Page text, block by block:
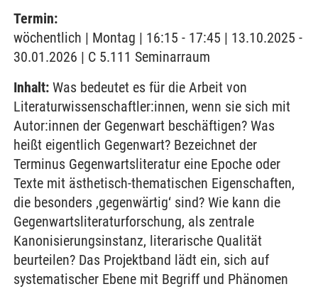
Termin:
wöchentlich | Montag | 16:15 - 17:45 | 13.10.2025 -
30.01.2026 | C 5.111 Seminarraum
Inhalt: Was bedeutet es für die Arbeit von
Literaturwissenschaftler:innen, wenn sie sich mit
Autor:innen der Gegenwart beschäftigen? Was
heißt eigentlich Gegenwart? Bezeichnet der
Terminus Gegenwartsliteratur eine Epoche oder
Texte mit ästhetisch-thematischen Eigenschaften,
die besonders ‚gegenwärtig‘ sind? Wie kann die
Gegenwartsliteraturforschung, als zentrale
Kanonisierungsinstanz, literarische Qualität
beurteilen? Das Projektband lädt ein, sich auf
systematischer Ebene mit Begriff und Phänomen